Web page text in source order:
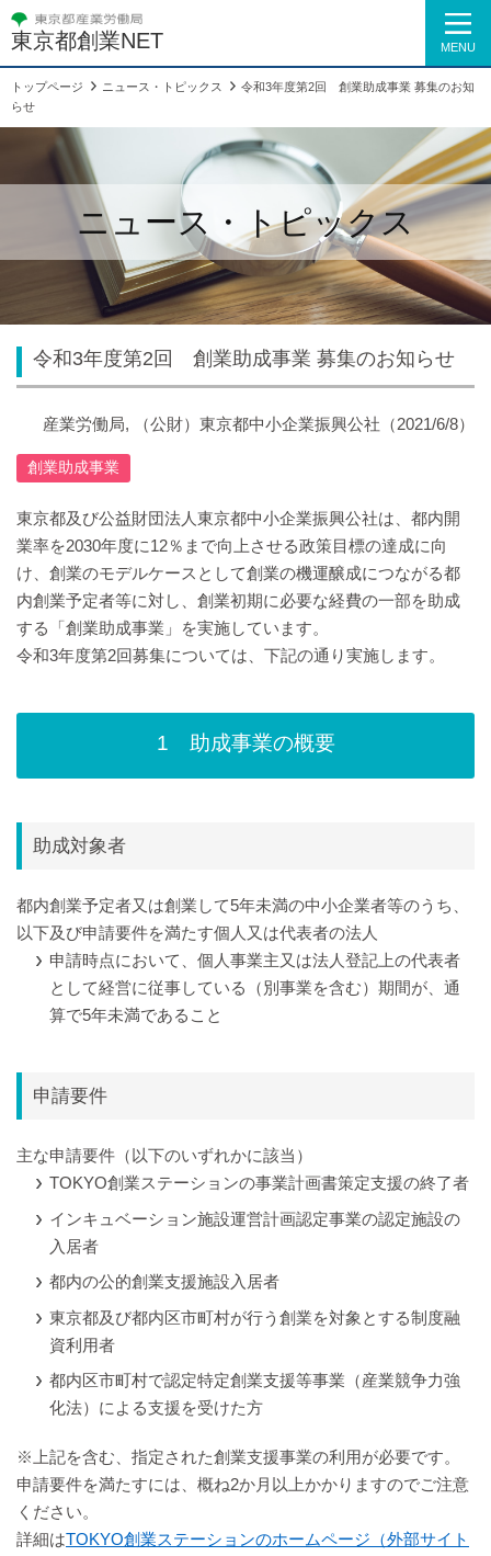
東京都創業NET MENU
トップページ ニュース・トピックス
令和3年度第2回 創業助成事業 募集のお知
らせ
ニュース・トピックス
令和3年度第2回 創業助成事業 募集のお知らせ
産業労働局, （公財）東京都中小企業振興公社 （2021/6/8）
創業助成事業
東京都及び公益財団法人東京都中小企業振興公社は、都内開
業率を2030年度に12％まで向上させる政策目標の達成に向
け、創業のモデルケースとして創業の機運醸成につながる都
内創業予定者等に対し、創業初期に必要な経費の一部を助成
する「創業助成事業」を実施しています。
令和3年度第2回募集については、下記の通り実施します。
1 助成事業の概要
助成対象者
都内創業予定者又は創業して5年未満の中小企業者等のうち、
以下及び申請要件を満たす個人又は代表者の法人
申請時点において、個人事業主又は法人登記上の代表者
として経営に従事している（別事業を含む）期間が、通
算で5年未満であること
申請要件
主な申請要件（以下のいずれかに該当）
TOKYO創業ステーションの事業計画書策定支援の終了者
インキュベーション施設運営計画認定事業の認定施設の
入居者
都内の公的創業支援施設入居者
東京都及び都内区市町村が行う創業を対象とする制度融
資利用者
都内区市町村で認定特定創業支援等事業（産業競争力強
化法）による支援を受けた方
※上記を含む、指定された創業支援事業の利用が必要です。
申請要件を満たすには、概ね2か月以上かかりますのでご注意
ください。
詳細はTOKYO創業ステーションのホームページ（外部サイト